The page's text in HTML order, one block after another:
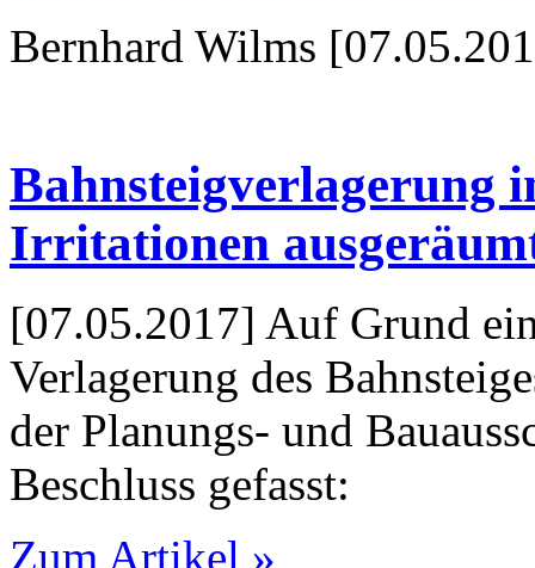
Bernhard Wilms
Bahnsteigverlagerung
Irritationen
[07.05.2017] Auf Grund
Verlagerung des
der Planungs- und
Beschluss gefasst:
Zum Artikel »